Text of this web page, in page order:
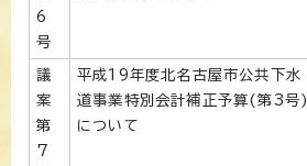
6
号
議
案
第
7
平成19年度北名古屋市公共下水
道事業特別会計補正予算(第3号)
について